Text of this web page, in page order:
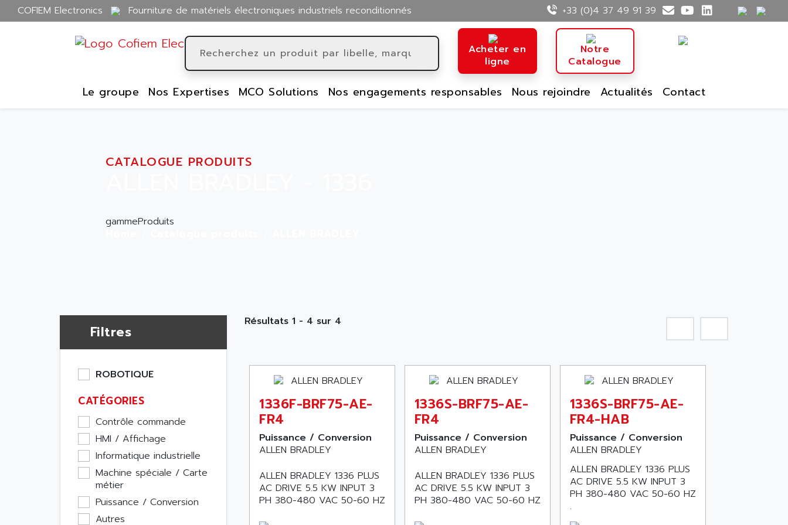
COFIEM Electronics Fourniture de matériels électroniques industriels reconditionnés +33 (0)4 37 49 91 39
Acheter en
ligne
Notre
Catalogue
Le groupe Nos Expertises MCO Solutions Nos engagements responsables Nous rejoindre Actualités Contact
CATALOGUE PRODUITS
gammeProduits
Filtres
ROBOTIQUE
CATÉGORIES
Contrôle commande
HMI / Affichage
Informatique industrielle
Machine spéciale / Carte
métier
Puissance / Conversion
Autres
Résultats 1 - 4 sur 4
1336F-BRF75-AE-
FR4
Puissance / Conversion
ALLEN BRADLEY
ALLEN BRADLEY 1336 PLUS
AC DRIVE 5.5 KW INPUT 3
PH 380-480 VAC 50-60 HZ
1336S-BRF75-AE-
FR4
Puissance / Conversion
ALLEN BRADLEY
ALLEN BRADLEY 1336 PLUS
AC DRIVE 5.5 KW INPUT 3
PH 380-480 VAC 50-60 HZ
1336S-BRF75-AE-
FR4-HAB
Puissance / Conversion
ALLEN BRADLEY
ALLEN BRADLEY 1336 PLUS
AC DRIVE 5.5 KW INPUT 3
PH 380-480 VAC 50-60 HZ
.